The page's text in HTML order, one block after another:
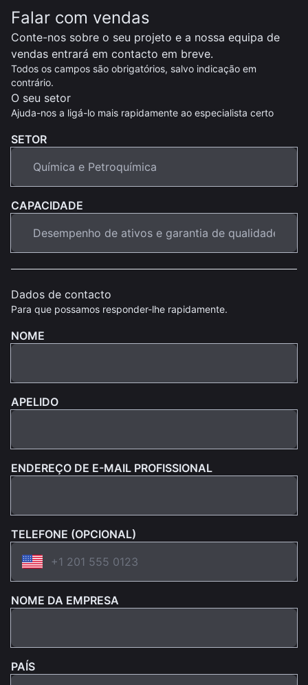
Falar com vendas
Conte-nos sobre o seu projeto e a nossa equipa de
vendas entrará em contacto em breve.
Todos os campos são obrigatórios, salvo indicação em
contrário.
O seu setor
Ajuda-nos a ligá-lo mais rapidamente ao especialista certo
SETOR
CAPACIDADE
Dados de contacto
Para que possamos responder-lhe rapidamente.
NOME
APELIDO
ENDEREÇO DE E-MAIL PROFISSIONAL
TELEFONE (OPCIONAL)
NOME DA EMPRESA
PAÍS